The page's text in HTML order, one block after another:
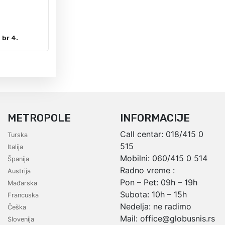
br 4.
METROPOLE
Turska
Italija
Španija
Austrija
Mađarska
Francuska
Češka
Slovenija
INFORMACIJE
Call centar: 018/415 0
515
Mobilni: 060/415 0 514
Radno vreme :
Pon – Pet: 09h – 19h
Subota: 10h – 15h
Nedelja: ne radimo
Mail: office@globusnis.rs